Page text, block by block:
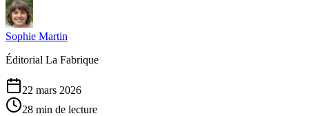
Sophie Martin
Éditorial La Fabrique
22 mars 2026
28 min de lecture